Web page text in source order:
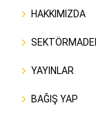
HAKKIMIZDA
YAYINLAR
BAĞIŞ YAP